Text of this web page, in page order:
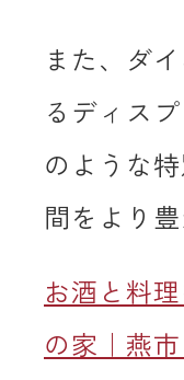
また、ダ
るディス
のような
間をより
お酒と料
の家｜燕